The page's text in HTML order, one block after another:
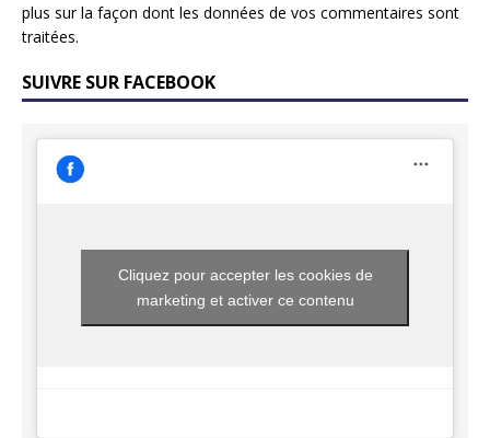
plus sur la façon dont les données de vos commentaires sont
traitées.
SUIVRE SUR FACEBOOK
Cliquez pour accepter les cookies de
marketing et activer ce contenu